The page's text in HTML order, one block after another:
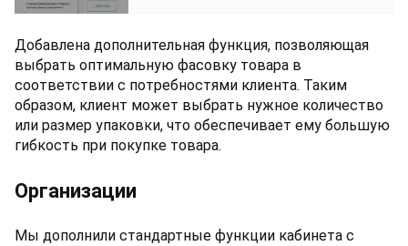
Добавлена дополнительная функция, позволяющая
выбрать оптимальную фасовку товара в
соответствии с потребностями клиента. Таким
образом, клиент может выбрать нужное количество
или размер упаковки, что обеспечивает ему большую
гибкость при покупке товара.
Организации
Мы дополнили стандартные функции кабинета с